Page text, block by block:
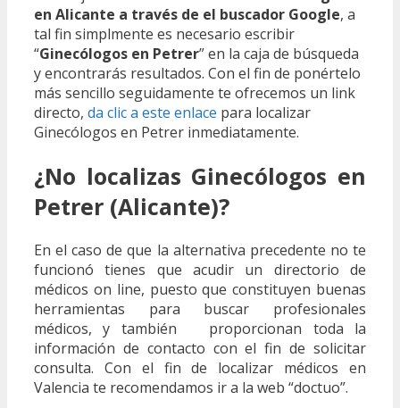
en Alicante a través de el buscador Google, a
tal fin simplmente es necesario escribir
“Ginecólogos en Petrer” en la caja de búsqueda
y encontrarás resultados. Con el fin de ponértelo
más sencillo seguidamente te ofrecemos un link
directo, da clic a este enlace para localizar
Ginecólogos en Petrer inmediatamente.
¿No localizas Ginecólogos en
Petrer (Alicante)?
En el caso de que la alternativa precedente no te
funcionó tienes que acudir un directorio de
médicos on line, puesto que constituyen buenas
herramientas para buscar profesionales
médicos, y también proporcionan toda la
información de contacto con el fin de solicitar
consulta. Con el fin de localizar médicos en
Valencia te recomendamos ir a la web “doctuo”.